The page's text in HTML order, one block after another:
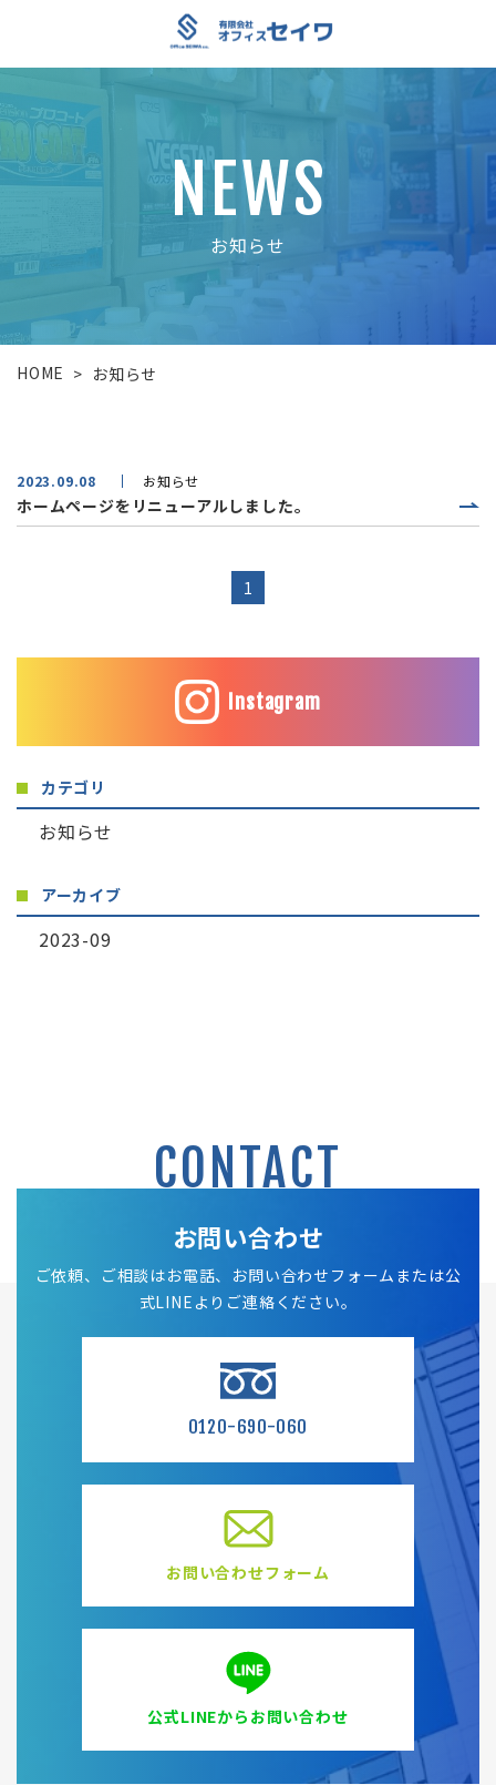
NEWS
お知らせ
HOME > お知らせ
2023.09.08 お知らせ
ホームページをリニューアルしました。
1
Instagram
カテゴリ
お知らせ
アーカイブ
2023-09
CONTACT
お問い合わせ
ご依頼、ご相談はお電話、お問い合わせフォームまたは公
式LINEよりご連絡ください。
0120-690-060
お問い合わせフォーム
公式LINEからお問い合わせ